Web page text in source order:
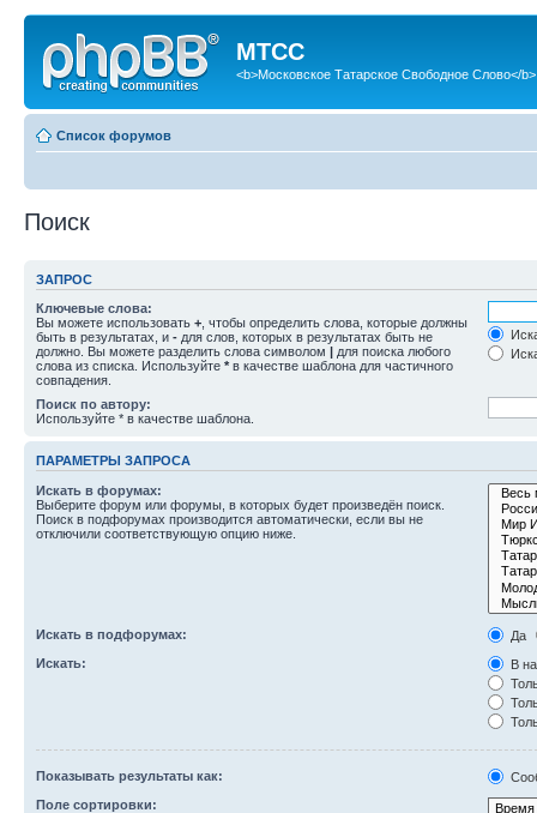
МТСС
<b>Московское Татарское Свободное Слово</b>
Список форумов
Поиск
ЗАПРОС
Ключевые слова:
Вы можете использовать + , чтобы определить слова, которые должны
быть в результатах, и - для слов, которых в результатах быть не
должно. Вы можете разделить слова символом | для поиска любого
слова из списка. Используйте * в качестве шаблона для частичного
совпадения.
Поиск по автору:
Используйте * в качестве шаблона.
ПАРАМЕТРЫ ЗАПРОСА
Искать в форумах:
Выберите форум или форумы, в которых будет произведён поиск.
Поиск в подфорумах производится автоматически, если вы не
отключили соответствующую опцию ниже.
Искать в подфорумах:
Да
Искать:
В
Показывать результаты как:
Поле сортировки: